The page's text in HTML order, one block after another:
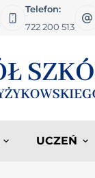
Telefon:
722 200 513
UCZEŃ